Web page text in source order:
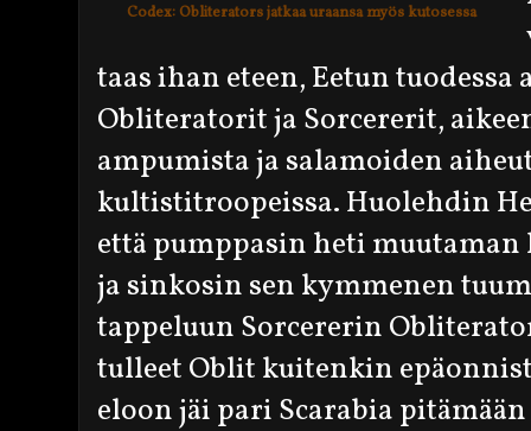
Codex: Obliterators jatkaa uraansa myös kutosessa
taas ihan eteen, Eetun
Obliteratorit ja Sorcererit,
ampumista ja salamoiden
kultistitroopeissa. Huolehdin
että pumppasin heti muutaman
ja sinkosin sen kymmenen
tappeluun Sorcererin
tulleet Oblit kuitenkin
eloon jäi pari Scarabia